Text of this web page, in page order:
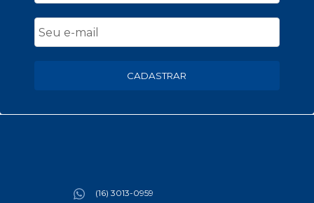
CADASTRAR
(16) 3013-0959